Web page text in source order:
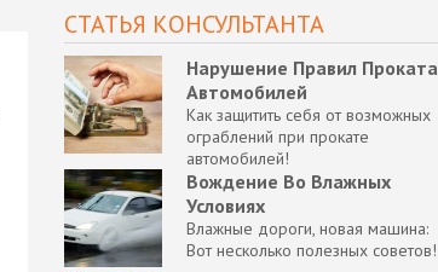
СТАТЬЯ КОНСУЛЬТАНТА
Нарушение Правил Проката
Автомобилей
Как защитить себя от возможных
ограблений при прокате
автомобилей!
Вождение Во Влажных
Условиях
Влажные дороги, новая машина:
Вот несколько полезных советов!